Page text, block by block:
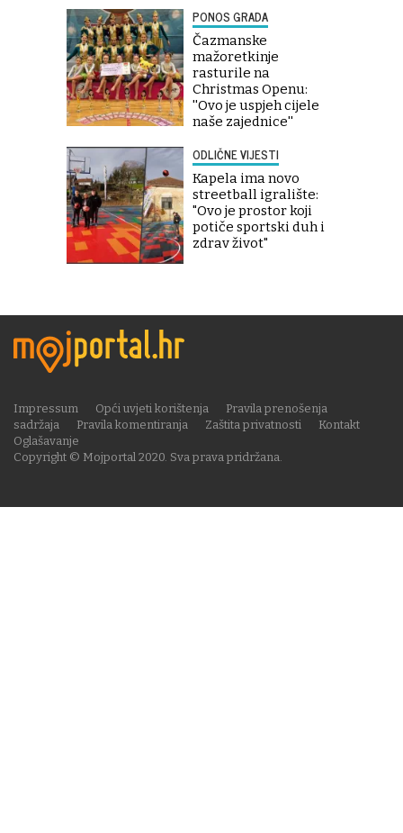
PONOS GRADA
Čazmanske
mažoretkinje
rasturile na
Christmas Openu:
''Ovo je uspjeh cijele
naše zajednice''
ODLIČNE VIJESTI
Kapela ima novo
streetball igralište:
"Ovo je prostor koji
potiče sportski duh i
zdrav život"
Copyright © Mojportal 2020. Sva prava pridržana.
Impressum Opći uvjeti korištenja
Pravila prenošenja
sadržaja
Pravila komentiranja Zaštita privatnosti
Kontakt
Oglašavanje